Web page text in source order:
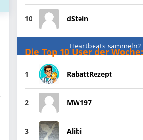
10 dStein
Heartbeats sammeln?
Die Top 10 User der Woche:
1 RabattRezept
2 MW197
3 Alibi